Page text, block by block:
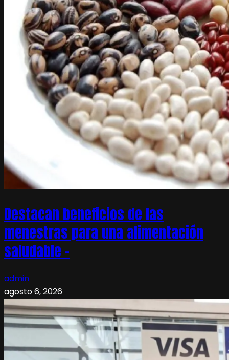
Destacan beneficios de las
menestras para una alimentación
saludable –
admin
agosto 6, 2026